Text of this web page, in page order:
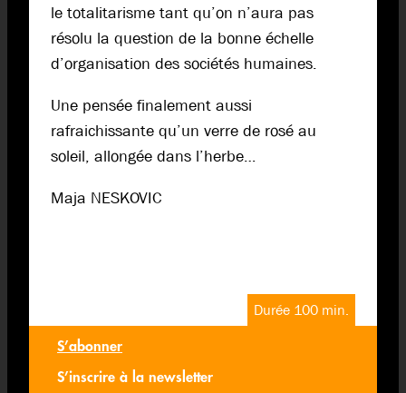
le totalitarisme tant qu’on n’aura pas
résolu la question de la bonne échelle
d’organisation des sociétés humaines.
Une pensée finalement aussi
rafraichissante qu’un verre de rosé au
soleil, allongée dans l’herbe…
Maja NESKOVIC
Durée 100 min.
S’abonner
S’inscrire à la newsletter